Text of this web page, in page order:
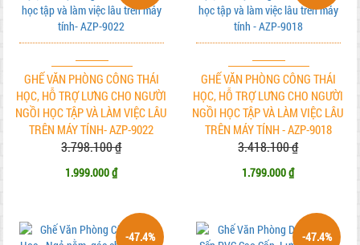
GHẾ VĂN PHÒNG CÔNG THÁI
HỌC, HỖ TRỢ LƯNG CHO NGƯỜI
NGỒI HỌC TẬP VÀ LÀM VIỆC LÂU
TRÊN MÁY TÍNH- AZP-9022
3.798.100 ₫
1.999.000 ₫
GHẾ VĂN PHÒNG CÔNG THÁI
HỌC, HỖ TRỢ LƯNG CHO NGƯỜI
NGỒI HỌC TẬP VÀ LÀM VIỆC LÂU
TRÊN MÁY TÍNH - AZP-9018
3.418.100 ₫
1.799.000 ₫
-47.4% -47.4%